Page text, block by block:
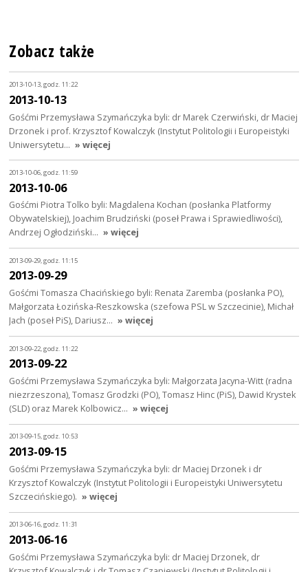
Zobacz także
2013-10-13, godz. 11:22
2013-10-13
Gośćmi Przemysława Szymańczyka byli: dr Marek Czerwiński, dr Maciej
Drzonek i prof. Krzysztof Kowalczyk (Instytut Politologii i Europeistyki
Uniwersytetu… » więcej
2013-10-06, godz. 11:59
2013-10-06
Gośćmi Piotra Tolko byli: Magdalena Kochan (posłanka Platformy
Obywatelskiej), Joachim Brudziński (poseł Prawa i Sprawiedliwości),
Andrzej Ogłodziński… » więcej
2013-09-29, godz. 11:15
2013-09-29
Gośćmi Tomasza Chacińskiego byli: Renata Zaremba (posłanka PO),
Małgorzata Łozińska-Reszkowska (szefowa PSL w Szczecinie), Michał
Jach (poseł PiS), Dariusz… » więcej
2013-09-22, godz. 11:22
2013-09-22
Gośćmi Przemysława Szymańczyka byli: Małgorzata Jacyna-Witt (radna
niezrzeszona), Tomasz Grodzki (PO), Tomasz Hinc (PiS), Dawid Krystek
(SLD) oraz Marek Kolbowicz… » więcej
2013-09-15, godz. 10:53
2013-09-15
Gośćmi Przemysława Szymańczyka byli: dr Maciej Drzonek i dr
Krzysztof Kowalczyk (Instytut Politologii i Europeistyki Uniwersytetu
Szczecińskiego). » więcej
2013-06-16, godz. 11:31
2013-06-16
Gośćmi Przemysława Szymańczyka byli: dr Maciej Drzonek, dr